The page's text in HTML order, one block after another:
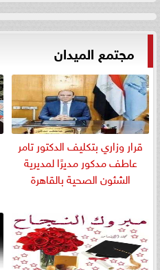
مجتمع الميدان
قرار وزاري بتكليف الدكتور تامر
عاطف مدكور مديرًا لمديرية
الشئون الصحية بالقاهرة